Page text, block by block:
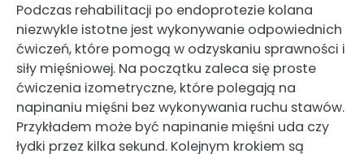
Podczas rehabilitacji po endoprotezie kolana
niezwykle istotne jest wykonywanie odpowiednich
ćwiczeń, które pomogą w odzyskaniu sprawności i
siły mięśniowej. Na początku zaleca się proste
ćwiczenia izometryczne, które polegają na
napinaniu mięśni bez wykonywania ruchu stawów.
Przykładem może być napinanie mięśni uda czy
łydki przez kilka sekund. Kolejnym krokiem są